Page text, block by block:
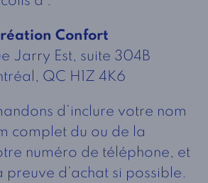
Confort
Jarry Est, suite 304B
QC H1Z 4K6
d’inclure votre nom
complet du ou de la
numéro de téléphone, et
preuve d’achat si possible.